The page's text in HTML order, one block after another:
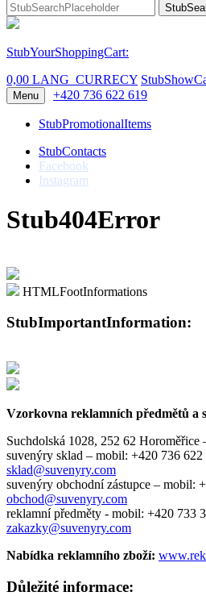
StubYourShoppingCart:
0,00 LANG_CURRECY
Menu +420 736 622 619
StubPromotionalItems
StubContacts
Facebook
Instagram
Stub404Error
HTMLFootInformations
StubImportantInformation:
Vzorkovna reklamních předmětů a
Suchdolská 1028, 252 62 Horoměřice
suvenýry sklad – mobil: +420 736 622
sklad@suvenyry.com
suvenýry obchodní zástupce – mobil:
obchod@suvenyry.com
reklamní předměty - mobil: +420 733
zakazky@suvenyry.com
Nabídka reklamního zboží:
Důležité informace: